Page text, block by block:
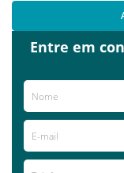
Entre em